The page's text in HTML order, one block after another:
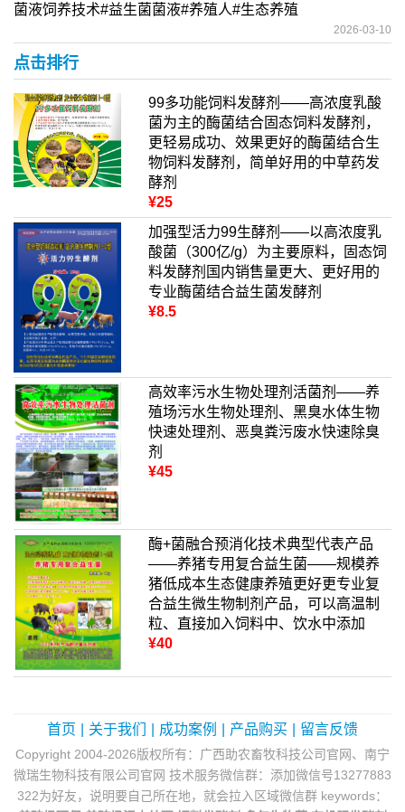
菌液饲养技术#益生菌菌液#养殖人#生态养殖
2026-03-10
点击排行
99多功能饲料发酵剂——高浓度乳酸
菌为主的酶菌结合固态饲料发酵剂，
更轻易成功、效果更好的酶菌结合生
物饲料发酵剂，简单好用的中草药发
酵剂
¥25
加强型活力99生酵剂——以高浓度乳
酸菌（300亿/g）为主要原料，固态饲
料发酵剂国内销售量更大、更好用的
专业酶菌结合益生菌发酵剂
¥8.5
高效率污水生物处理剂活菌剂——养
殖场污水生物处理剂、黑臭水体生物
快速处理剂、恶臭粪污废水快速除臭
剂
¥45
酶+菌融合预消化技术典型代表产品
——养猪专用复合益生菌——规模养
猪低成本生态健康养殖更好更专业复
合益生微生物制剂产品，可以高温制
粒、直接加入饲料中、饮水中添加
¥40
首页 关于我们 成功案例 产品购买 留言反馈
Copyright 2004-2026版权所有：广西助农畜牧科技公司官网、南宁
微瑞生物科技有限公司官网 技术服务微信群：添加微信号13277883
322为好友，说明要自己所在地，就会拉入区域微信群 keywords：